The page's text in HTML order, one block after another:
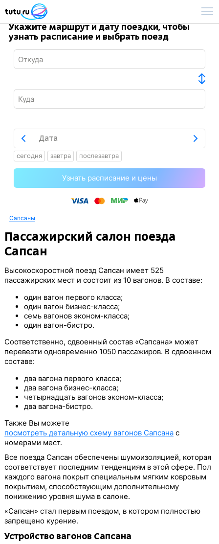
Укажите маршрут и дату поездки, чтобы
узнать расписание и выбрать поезд
сегодня завтра послезавтра
Узнать расписание и цены
Сапсаны
Пассажирский салон поезда
Сапсан
Высокоскоростной поезд Сапсан имеет 525
пассажирских мест и состоит из 10 вагонов. В составе:
один вагон первого класса;
один вагон бизнес-класса;
семь вагонов эконом-класса;
один вагон-бистро.
Соответственно, сдвоенный состав «Сапсана» может
перевезти одновременно 1050 пассажиров. В сдвоенном
составе:
два вагона первого класса;
два вагона бизнес-класса;
четырнадцать вагонов эконом-класса;
два вагона-бистро.
Также Вы можете
посмотреть детальную схему вагонов Сапсанас
номерами мест.
Все поезда Сапсан обеспечены шумоизоляцией, которая
соответствует последним тенденциям в этой сфере. Пол
каждого вагона покрыт специальным мягким ковровым
покрытием, способствующим дополнительному
понижению уровня шума в салоне.
«Сапсан» стал первым поездом, в котором полностью
запрещено курение.
Устройство вагонов Сапсана